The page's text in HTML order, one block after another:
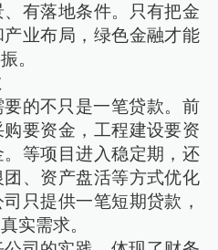
有落地条件。只有把金
业布局，绿色金融才能
。
的不只是一笔贷款。前
要资金，工程建设要资
等项目进入稳定期，还
、资产盘活等方式优化
只提供一笔短期贷款，
实需求。